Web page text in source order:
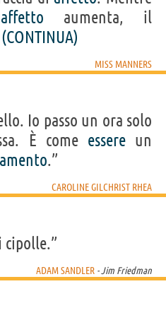
affetto aumenta, il
(CONTINUA)
MISS MANNERS
Io passo un ora solo
È come essereun
.”
CAROLINE GILCHRIST RHEA
cipolle.”
ADAM SANDLER - Jim Friedman